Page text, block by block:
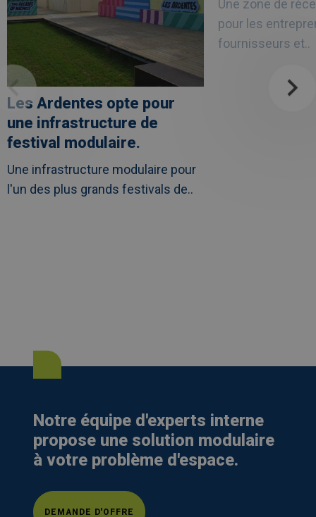
Les Ardentes opte pour
une infrastructure de
festival modulaire.
Une infrastructure modulaire pour
l'un des plus grands festivals de..
Une zone de
pour les
fournisseurs et..
projet
de
soins
UZ
Notre équipe d'experts interne
propose une solution modulaire
à votre problème d'espace.
DEMANDE D'OFFRE